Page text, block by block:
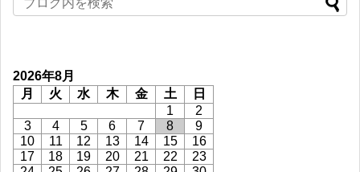
2026年8月
月
火 水 木 金 土
日
1
2
3
4 5 6 7 8
9
10
11 12 13 14 15
16
17
18 19 20 21 22
23